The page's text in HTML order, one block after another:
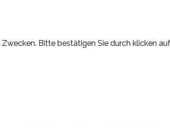
Bitte bestätigen Sie durch klicken